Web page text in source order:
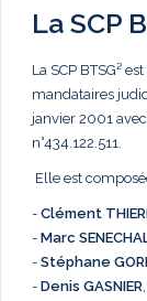
La SCP
La SCP BTSG²
mandataires
janvier 2001
n°434.122.511.
Elle est
- Clément
- Marc
- Stéphane
- Denis GASNIER